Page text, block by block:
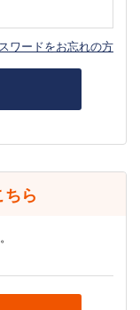
ワードをお忘れの方
ちら